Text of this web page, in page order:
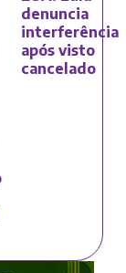
denuncia
interferência
após visto
cancelado